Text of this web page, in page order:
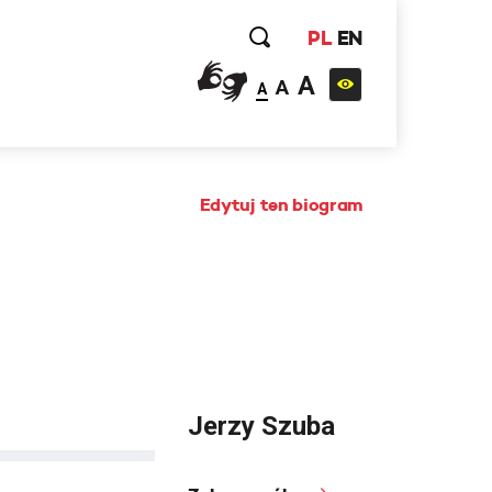
PL EN
A A A
Edytuj ten biogram
Jerzy Szuba